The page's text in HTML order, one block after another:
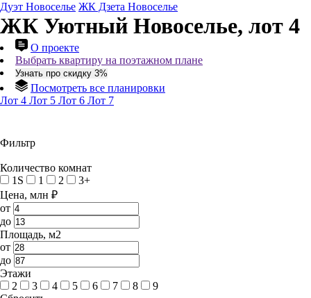
Дуэт Новоселье ЖК Дзета Новоселье
ЖК Уютный Новоселье, лот 4
О проекте
Выбрать квартиру на поэтажном плане
Узнать про скидку 3%
Посмотреть все планировки
Лот 4 Лот 5 Лот 6 Лот 7
Фильтр
Количество комнат
1S
1 2
3+
Цена, млн ₽
от
до
Площадь, м2
от
до
Этажи
2
3 4 5 6 7 8
9